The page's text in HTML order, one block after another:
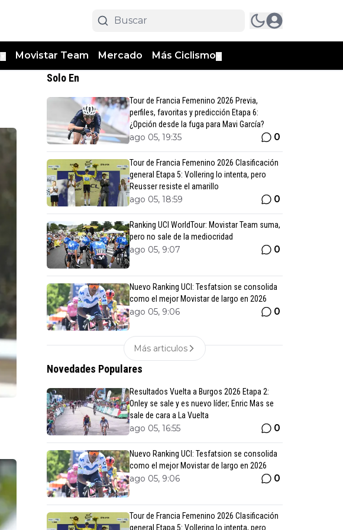
Movistar Team Mercado Más Ciclismo
Solo En
Tour de Francia Femenino 2026 Previa,
perfiles, favoritas y predicción Etapa 6:
¿Opción desde la fuga para Mavi García?
ago 05, 19:35 0
Tour de Francia Femenino 2026 Clasificación
general Etapa 5: Vollering lo intenta, pero
Reusser resiste el amarillo
ago 05, 18:59 0
Ranking UCI WorldTour: Movistar Team suma,
pero no sale de la mediocridad
ago 05, 9:07 0
Nuevo Ranking UCI: Tesfatsion se consolida
como el mejor Movistar de largo en 2026
ago 05, 9:06 0
Más articulos
Novedades Populares
Resultados Vuelta a Burgos 2026 Etapa 2:
Onley se sale y es nuevo líder; Enric Mas se
sale de cara a La Vuelta
ago 05, 16:55 0
Nuevo Ranking UCI: Tesfatsion se consolida
como el mejor Movistar de largo en 2026
ago 05, 9:06 0
Tour de Francia Femenino 2026 Clasificación
general Etapa 5: Vollering lo intenta, pero